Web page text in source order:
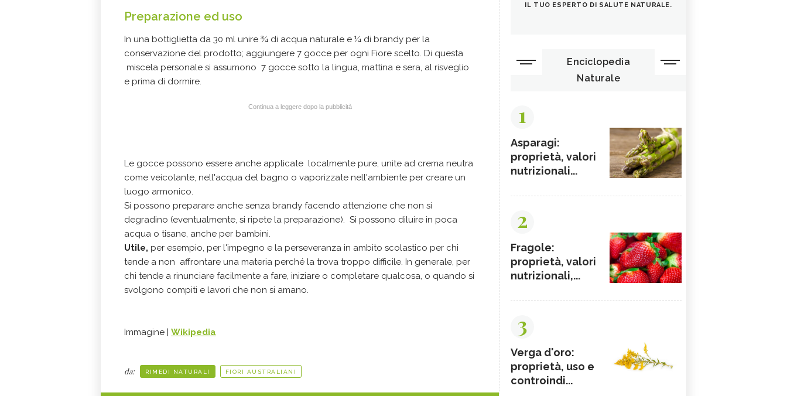
Preparazione ed uso
In una bottiglietta da 30 ml unire ¾ di acqua naturale e ¼ di brandy per la
conservazione del prodotto; aggiungere 7 gocce per ogni Fiore scelto. Di questa
miscela personale si assumono 7 gocce sotto la lingua, mattina e sera, al risveglio
e prima di dormire.
Continua a leggere dopo la pubblicità
Le gocce possono essere anche applicate localmente pure, unite ad crema neutra
come veicolante, nell'acqua del bagno o vaporizzate nell'ambiente per creare un
luogo armonico.
Si possono preparare anche senza brandy facendo attenzione che non si
degradino (eventualmente, si ripete la preparazione). Si possono diluire in poca
acqua o tisane, anche per bambini.
Utile, per esempio, per l'impegno e la perseveranza in ambito scolastico per chi
tende a non affrontare una materia perché la trova troppo difficile. In generale, per
chi tende a rinunciare facilmente a fare, iniziare o completare qualcosa, o quando si
svolgono compiti e lavori che non si amano.
Immagine | Wikipedia
da: RIMEDI NATURALI FIORI AUSTRALIANI
IL TUO ESPERTO DI SALUTE NATURALE.
Enciclopedia
Naturale
1
Asparagi:
proprietà, valori
nutrizionali...
2
Fragole:
proprietà, valori
nutrizionali,...
3
Verga d'oro:
proprietà, uso e
controindi...